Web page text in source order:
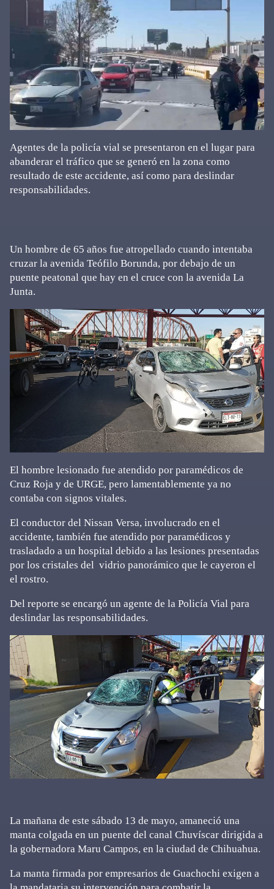
Agentes de la policía vial se presentaron en el lugar para
abanderar el tráfico que se generó en la zona como
resultado de este accidente, así como para deslindar
responsabilidades.
Un hombre de 65 años fue atropellado cuando intentaba
cruzar la avenida Teófilo Borunda, por debajo de un
puente peatonal que hay en el cruce con la avenida La
Junta.
El hombre lesionado fue atendido por paramédicos de
Cruz Roja y de URGE, pero lamentablemente ya no
contaba con signos vitales.
El conductor del Nissan Versa, involucrado en el
accidente, también fue atendido por paramédicos y
trasladado a un hospital debido a las lesiones presentadas
por los cristales del vidrio panorámico que le cayeron el
el rostro.
Del reporte se encargó un agente de la Policía Vial para
deslindar las responsabilidades.
La mañana de este sábado 13 de mayo, amaneció una
manta colgada en un puente del canal Chuvíscar dirigida a
la gobernadora Maru Campos, en la ciudad de Chihuahua.
La manta firmada por empresarios de Guachochi exigen a